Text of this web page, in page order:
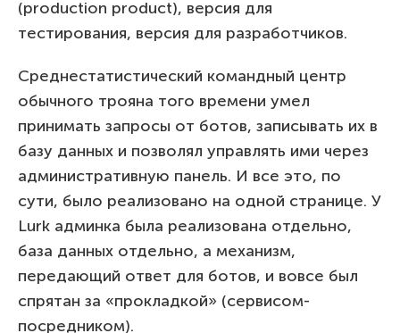
(production product), версия для
тестирования, версия для разработчиков.
Среднестатистический командный центр
обычного трояна того времени умел
принимать запросы от ботов, записывать их в
базу данных и позволял управлять ими через
административную панель. И все это, по
сути, было реализовано на одной странице. У
Lurk админка была реализована отдельно,
база данных отдельно, а механизм,
передающий ответ для ботов, и вовсе был
спрятан за «прокладкой» (сервисом-
посредником).